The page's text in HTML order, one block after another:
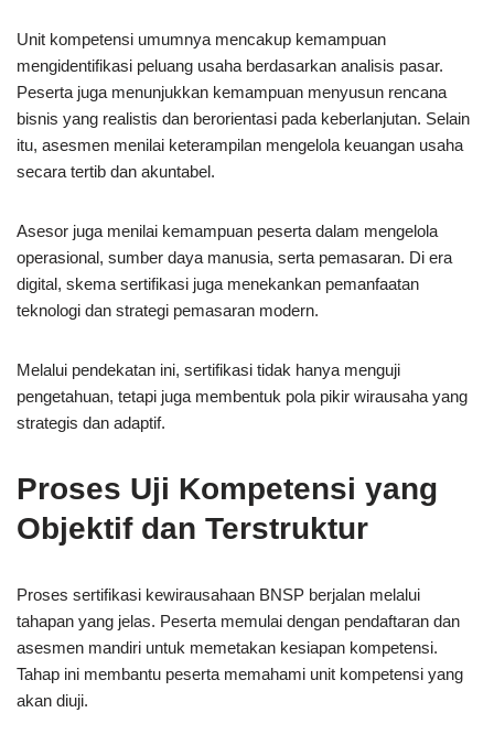
Unit kompetensi umumnya mencakup kemampuan
mengidentifikasi peluang usaha berdasarkan analisis pasar.
Peserta juga menunjukkan kemampuan menyusun rencana
bisnis yang realistis dan berorientasi pada keberlanjutan. Selain
itu, asesmen menilai keterampilan mengelola keuangan usaha
secara tertib dan akuntabel.
Asesor juga menilai kemampuan peserta dalam mengelola
operasional, sumber daya manusia, serta pemasaran. Di era
digital, skema sertifikasi juga menekankan pemanfaatan
teknologi dan strategi pemasaran modern.
Melalui pendekatan ini, sertifikasi tidak hanya menguji
pengetahuan, tetapi juga membentuk pola pikir wirausaha yang
strategis dan adaptif.
Proses Uji Kompetensi yang
Objektif dan Terstruktur
Proses sertifikasi kewirausahaan BNSP berjalan melalui
tahapan yang jelas. Peserta memulai dengan pendaftaran dan
asesmen mandiri untuk memetakan kesiapan kompetensi.
Tahap ini membantu peserta memahami unit kompetensi yang
akan diuji.